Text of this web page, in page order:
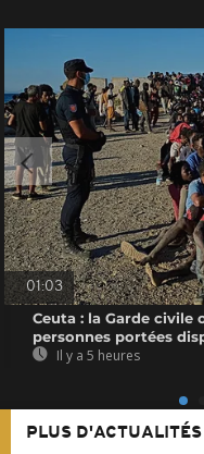
01:03
Ceuta : la Garde civile
personnes portées
Il y a 5 heures
PLUS D'ACTUALITÉS